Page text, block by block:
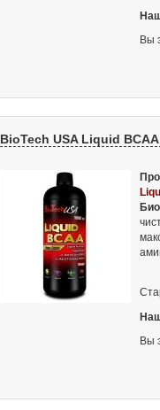
Вы
BioTech USA Liquid
Вы